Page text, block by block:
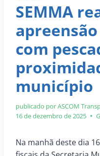
SEMMA
com
município
publicado por ASCOM
16 de dezembro de 2025
Na manhã deste dia